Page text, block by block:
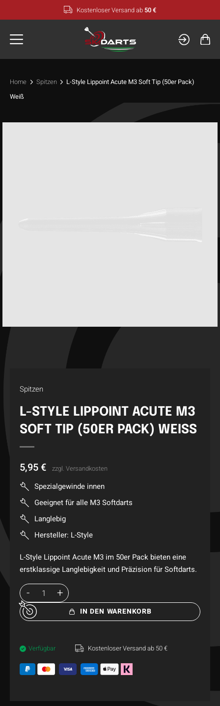
Inhalt
Kostenloser Versand ab 50 €
Home Spitzen
L-Style Lippoint Acute M3 Soft Tip (50er Pack)
Weiß
Spitzen
L-STYLE LIPPOINT ACUTE M3
SOFT TIP (50ER PACK) WEISS
5,95 € zzgl. Versandkosten
Spezialgewinde innen
Geeignet für alle M3 Softdarts
Langlebig
Hersteller: L-Style
L-Style Lippoint Acute M3 im 50er Pack bieten eine
erstklassige Langlebigkeit und Präzision für Softdarts.
IN DEN WARENKORB
Verfügbar Kostenloser Versand ab 50 €